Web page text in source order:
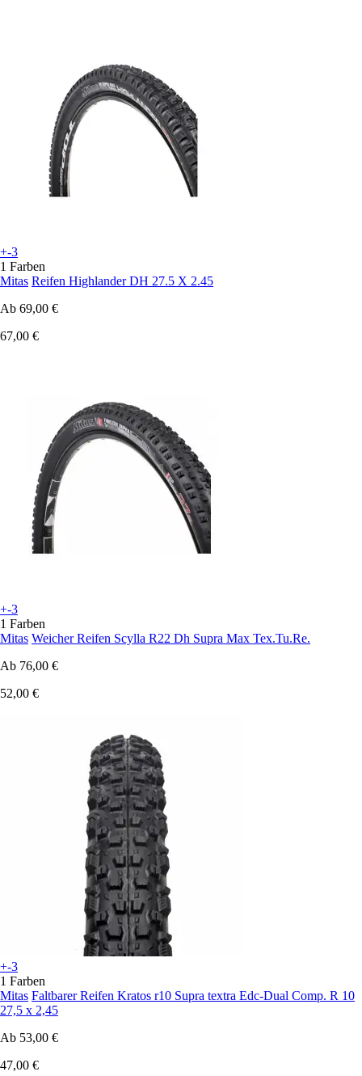
+-3
1 Farben
Mitas Reifen Highlander DH 27.5 X 2.45
Ab 69,00 €
67,00 €
+-3
1 Farben
Mitas Weicher Reifen Scylla R22 Dh Supra Max Tex.Tu.Re.
Ab 76,00 €
52,00 €
+-3
1 Farben
Mitas Faltbarer Reifen Kratos r10 Supra textra Edc-Dual Comp. R 10
27,5 x 2,45
Ab 53,00 €
47,00 €